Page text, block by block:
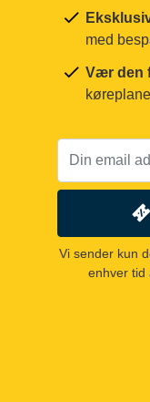
med
Vær den
Vi sender kun
enhver tid